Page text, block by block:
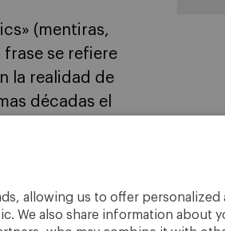
allowing us to offer
We also share information about
(mentiras,
se refiere
la realidad de
décadas el